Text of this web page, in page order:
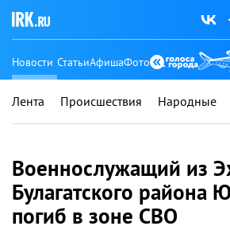
Новости СтатьиАфишаФото
Лента Происшествия Народные
Военнослужащий из
Булагатского района
погиб в зоне СВО